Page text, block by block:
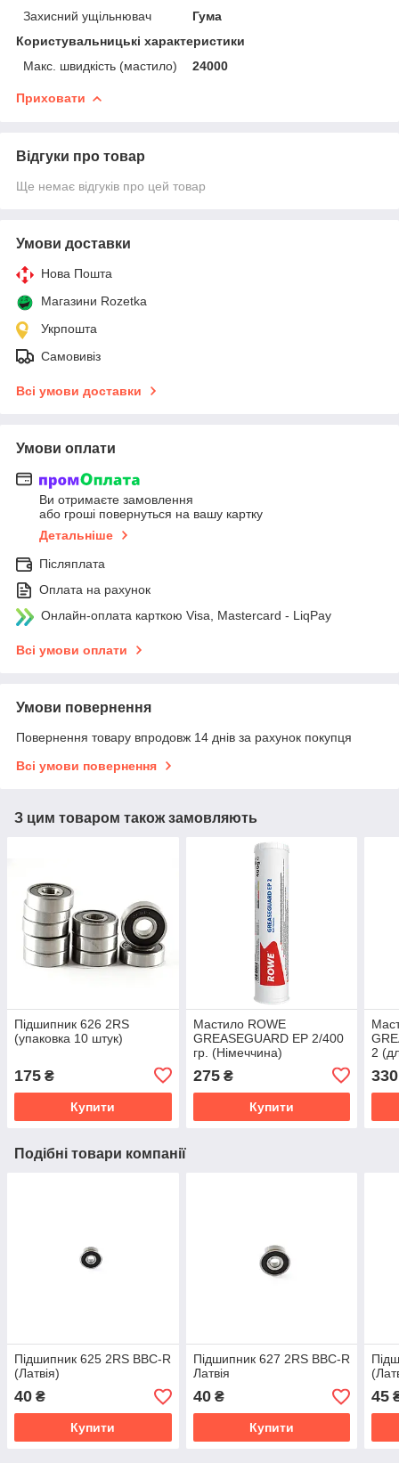
Захисний ущільнювач
Гума
Користувальницькі характеристики
Макс. швидкість (мастило)
24000
Приховати
Відгуки про товар
Ще немає відгуків про цей товар
Умови доставки
Нова Пошта
Магазини Rozetka
Укрпошта
Самовивіз
Всі умови доставки
Умови оплати
Ви отримаєте замовлення
або гроші повернуться на вашу картку
Детальніше
Післяплата
Оплата на рахунок
Онлайн-оплата карткою Visa, Mastercard - LiqPay
Всі умови оплати
Умови повернення
Повернення товару впродовж 14 днів за рахунок покупця
Всі умови повернення
З цим товаром також замовляють
Підшипник 626 2RS
(упаковка 10 штук)
175 ₴
Купити
Мастило ROWE
GREASEGUARD EP 2/400
гр. (Німеччина)
275₴
Купити
2
330
Подібні товари компанії
Підшипник 625 2RS BBC-R
(Латвія)
40 ₴
Купити
Підшипник 627 2RS BBC-R
Латвія
40₴
Купити
45